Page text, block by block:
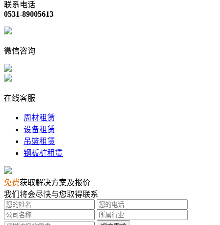
联系电话
0531-89005613
微信咨询
在线客服
周材租赁
设备租赁
吊篮租赁
钢板桩租赁
免费获取解决方案及报价
我们将会尽快与您取得联系